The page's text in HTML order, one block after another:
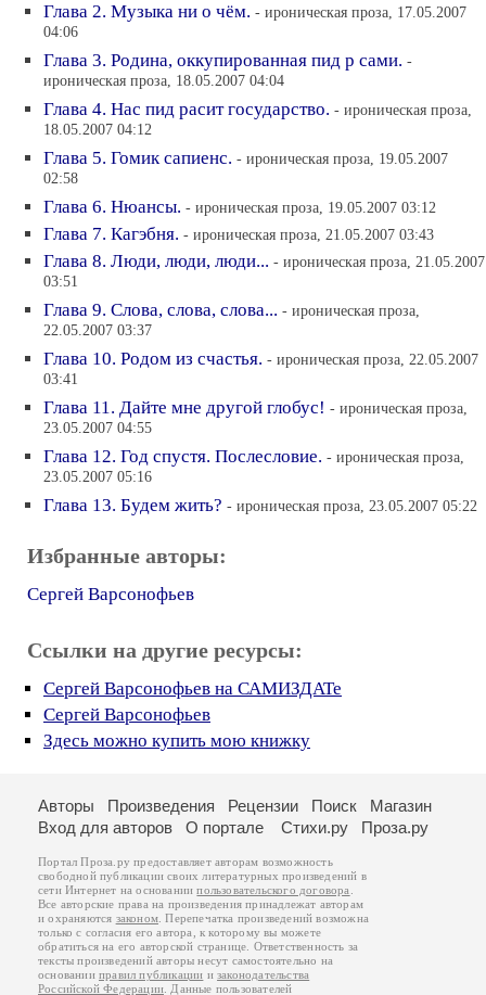
Глава 2. Музыка ни о чём. - ироническая проза, 17.05.2007
04:06
Глава 3. Родина, оккупированная пид р сами. -
ироническая проза, 18.05.2007 04:04
Глава 4. Нас пид расит государство. - ироническая проза,
18.05.2007 04:12
Глава 5. Гомик сапиенс. - ироническая проза, 19.05.2007
02:58
Глава 6. Нюансы. - ироническая проза, 19.05.2007 03:12
Глава 7. Кагэбня. - ироническая проза, 21.05.2007 03:43
Глава 8. Люди, люди, люди... - ироническая проза, 21.05.2007
03:51
Глава 9. Слова, слова, слова... - ироническая проза,
22.05.2007 03:37
Глава 10. Родом из счастья. - ироническая проза, 22.05.2007
03:41
Глава 11. Дайте мне другой глобус! - ироническая проза,
23.05.2007 04:55
Глава 12. Год спустя. Послесловие. - ироническая проза,
23.05.2007 05:16
Глава 13. Будем жить? - ироническая проза, 23.05.2007 05:22
Избранные авторы:
Сергей Варсонофьев
Ссылки на другие ресурсы:
Сергей Варсонофьев на САМИЗДАТе
Сергей Варсонофьев
Здесь можно купить мою книжку
Авторы Произведения Рецензии Поиск
Магазин
Вход для авторов
О портале Стихи.ру Проза.ру
Портал Проза.ру предоставляет авторам возможность
свободной публикации своих литературных произведений в
сети Интернет на основаниипользовательского договора
Все авторские права на произведения принадлежат авторам
и охраняются законом . Перепечатка произведений возможна
только с согласия его автора, к которому вы можете
обратиться на его авторской странице. Ответственность за
тексты произведений авторы несут самостоятельно на
основанииправил публикации изаконодательства
Российской Федерации . Данные пользователей